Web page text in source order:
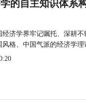
的自主知识体系
经济学界牢记嘱托、深耕
风格、中国气派的经济学理